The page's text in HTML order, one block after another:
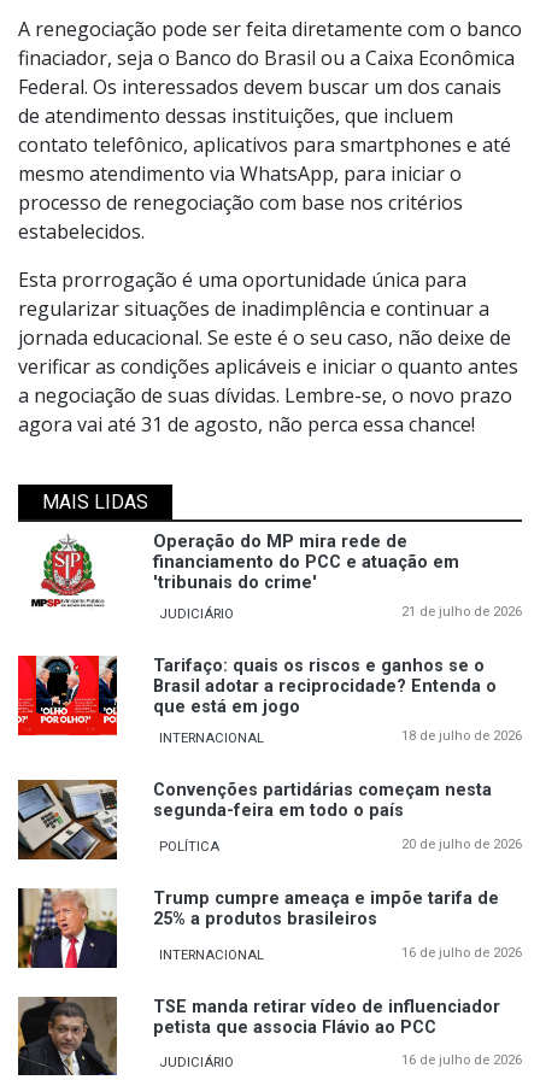
A renegociação pode ser feita diretamente com o banco
finaciador, seja o Banco do Brasil ou a Caixa Econômica
Federal. Os interessados devem buscar um dos canais
de atendimento dessas instituições, que incluem
contato telefônico, aplicativos para smartphones e até
mesmo atendimento via WhatsApp, para iniciar o
processo de renegociação com base nos critérios
estabelecidos.
Esta prorrogação é uma oportunidade única para
regularizar situações de inadimplência e continuar a
jornada educacional. Se este é o seu caso, não deixe de
verificar as condições aplicáveis e iniciar o quanto antes
a negociação de suas dívidas. Lembre-se, o novo prazo
agora vai até 31 de agosto, não perca essa chance!
MAIS LIDAS
Operação do MP mira rede de
financiamento do PCC e atuação em
'tribunais do crime'
JUDICIÁRIO 21 de julho de 2026
Tarifaço: quais os riscos e ganhos se o
Brasil adotar a reciprocidade? Entenda o
que está em jogo
INTERNACIONAL 18 de julho de 2026
Convenções partidárias começam nesta
segunda-feira em todo o país
POLÍTICA 20 de julho de 2026
Trump cumpre ameaça e impõe tarifa de
25% a produtos brasileiros
INTERNACIONAL 16 de julho de 2026
TSE manda retirar vídeo de influenciador
petista que associa Flávio ao PCC
JUDICIÁRIO 16 de julho de 2026